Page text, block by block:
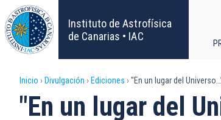
Pasar
al
contenido
principal
Instituto de Astrofísica
de Canarias • IAC
Sobrescribir
enlaces
Inicio Divulgación Ediciones "En un lugar del
"En un lugar del